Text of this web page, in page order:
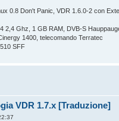
0.8 Don't Panic, VDR 1.6.0-2 con
2,4 Ghz, 1 GB RAM, DVB-S
1400, telecomando Terratec
SFF
VDR 1.7.x [Traduzione]